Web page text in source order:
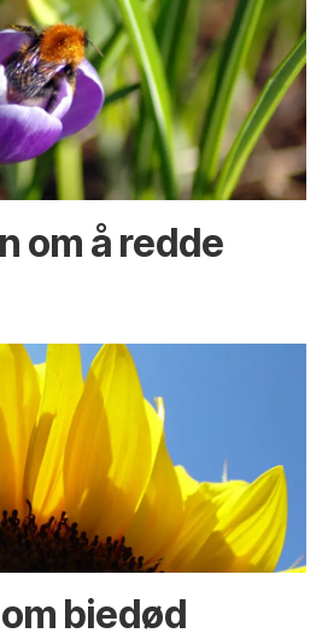
om å redde
biedød